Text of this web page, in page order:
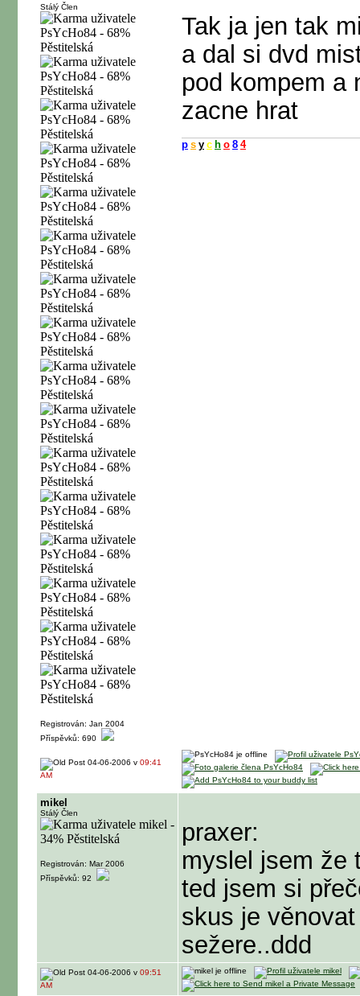
Stálý Člen
Registrován: Jan 2004
Příspěvků: 690
Tak ja jen tak
a dal si dvd
pod kompem a
zacne hrat
p s y c h o 8 4
04-06-2006 v 09:41
AM
mikel
Stálý Člen
Registrován: Mar 2006
Příspěvků: 92
praxer:
myslel jsem že
ted jsem si
skus je
sežere..ddd
04-06-2006 v 09:51
AM